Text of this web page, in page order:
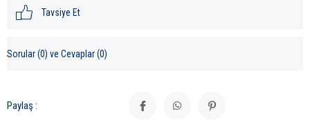
Tavsiye Et
Sorular (0) ve Cevaplar (0)
Paylaş :